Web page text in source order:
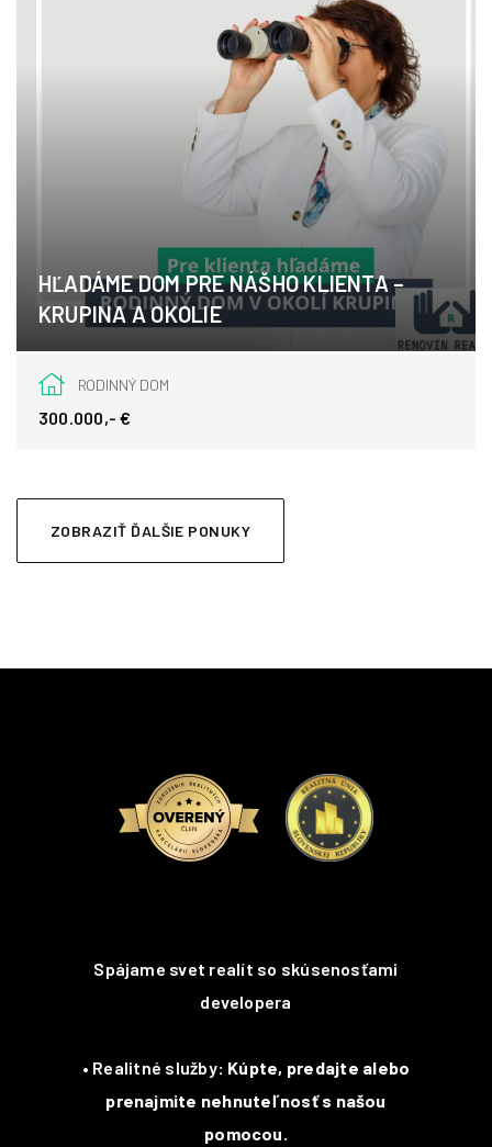
HĽADÁME DOM PRE NÁŠHO KLIENTA –
KRUPINA A OKOLIE
Krupina
RODINNÝ DOM
300.000,- €
ZOBRAZIŤ ĎALŠIE PONUKY
Spájame svet realít so skúsenosťami
developera
• Realitné služby: Kúpte, predajte alebo
prenajmite nehnuteľnosť s našou
pomocou.